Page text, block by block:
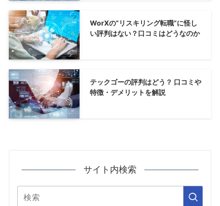
WorXの”リスキリング転職”に怪し
い評判はない？口コミはどうなのか
テックゴーの評判はどう？ 口コミや
特徴・デメリットを解説
サイト内検索